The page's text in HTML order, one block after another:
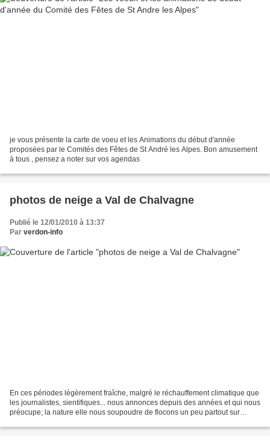
je vous présente la carte de voeu et les Animations du début d'année
proposées par le Comités des Fêtes de St André les Alpes. Bon amusement
à tous , pensez a noter sur vos agendas
photos de neige a Val de Chalvagne
Publié le 12/01/2010 à 13:37
Par verdon-info
En ces périodes lègèrement fraîche, malgré le réchauffement climatique que
les journalistes, sientifiques... nous annonces depuis des années et qui nous
préocupe; la nature elle nous soupoudre de flocons un peu partout sur